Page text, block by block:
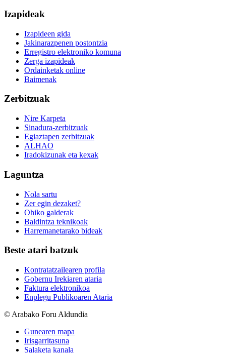
Izapideak
Izapideen gida
Jakinarazpenen postontzia
Erregistro elektroniko komuna
Zerga izapideak
Ordainketak online
Baimenak
Zerbitzuak
Nire Karpeta
Sinadura-zerbitzuak
Egiaztapen zerbitzuak
ALHAO
Iradokizunak eta kexak
Laguntza
Nola sartu
Zer egin dezaket?
Ohiko galderak
Baldintza teknikoak
Harremanetarako bideak
Beste atari batzuk
Kontratatzailearen profila
Gobernu Irekiaren ataria
Faktura elektronikoa
Enplegu Publikoaren Ataria
© Arabako Foru Aldundia
Gunearen mapa
Irisgarritasuna
Salaketa kanala